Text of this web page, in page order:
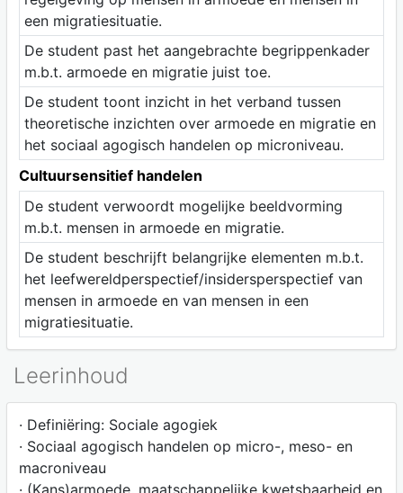
een migratiesituatie.
De student past het aangebrachte begrippenkader
m.b.t. armoede en migratie juist toe.
De student toont inzicht in het verband tussen
theoretische inzichten over armoede en migratie en
het sociaal agogisch handelen op microniveau.
Cultuursensitief handelen
De student verwoordt mogelijke beeldvorming
m.b.t. mensen in armoede en migratie.
De student beschrijft belangrijke elementen m.b.t.
het leefwereldperspectief/insidersperspectief van
mensen in armoede en van mensen in een
migratiesituatie.
Leerinhoud
· Definiëring: Sociale agogiek
· Sociaal agogisch handelen op micro-, meso- en
macroniveau